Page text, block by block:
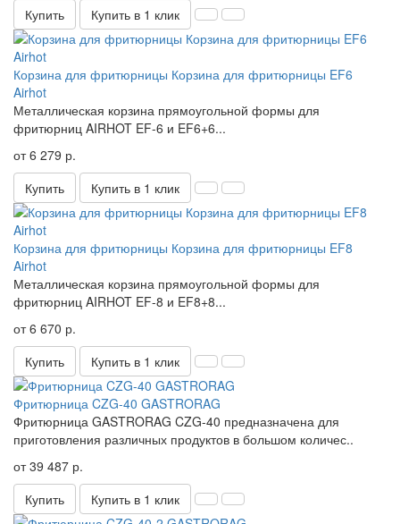
Купить
Купить в 1 клик
Корзина для фритюрницы Корзина для фритюрницы EF6
Airhot
Металлическая корзина прямоугольной формы для
фритюрниц AIRHOT EF-6 и EF6+6...
от 6 279 р.
Купить
Купить в 1 клик
Корзина для фритюрницы Корзина для фритюрницы EF8
Airhot
Металлическая корзина прямоугольной формы для
фритюрниц AIRHOT EF-8 и EF8+8...
от 6 670 р.
Купить
Купить в 1 клик
Фритюрница CZG-40 GASTRORAG
Фритюрница GASTRORAG CZG-40 предназначена для
приготовления различных продуктов в большом количес..
от 39 487 р.
Купить
Купить в 1 клик